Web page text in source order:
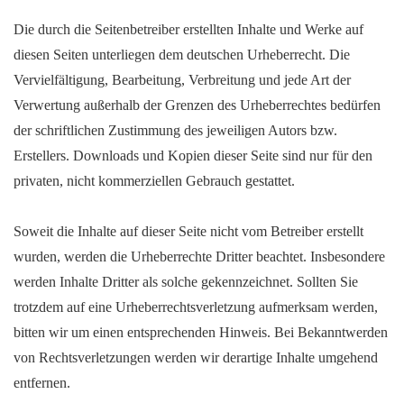
Die durch die Seitenbetreiber erstellten Inhalte und Werke auf
diesen Seiten unterliegen dem deutschen Urheberrecht. Die
Vervielfältigung, Bearbeitung, Verbreitung und jede Art der
Verwertung außerhalb der Grenzen des Urheberrechtes bedürfen
der schriftlichen Zustimmung des jeweiligen Autors bzw.
Erstellers. Downloads und Kopien dieser Seite sind nur für den
privaten, nicht kommerziellen Gebrauch gestattet.
Soweit die Inhalte auf dieser Seite nicht vom Betreiber erstellt
wurden, werden die Urheberrechte Dritter beachtet. Insbesondere
werden Inhalte Dritter als solche gekennzeichnet. Sollten Sie
trotzdem auf eine Urheberrechtsverletzung aufmerksam werden,
bitten wir um einen entsprechenden Hinweis. Bei Bekanntwerden
von Rechtsverletzungen werden wir derartige Inhalte umgehend
entfernen.